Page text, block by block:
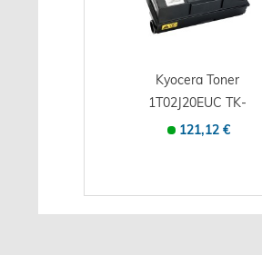
Kyocera Toner
1T02J20EUC TK-
360 20 schwarz -...
121,12 €